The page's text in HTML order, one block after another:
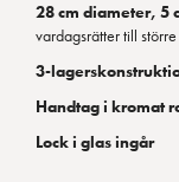
28 cm diameter, 5
vardagsrätter till
3-
Handtag i kromat
Lock i glas ingår